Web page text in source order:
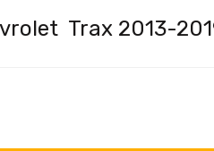
Trax 2013-